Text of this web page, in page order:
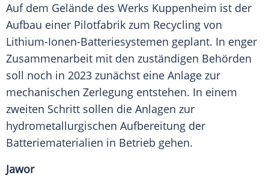
Auf dem Gelände des Werks Kuppenheim ist der
Aufbau einer Pilotfabrik zum Recycling von
Lithium-Ionen-Batteriesystemen geplant. In enger
Zusammenarbeit mit den zuständigen Behörden
soll noch in 2023 zunächst eine Anlage zur
mechanischen Zerlegung entstehen. In einem
zweiten Schritt sollen die Anlagen zur
hydrometallurgischen Aufbereitung der
Batteriematerialien in Betrieb gehen.
Jawor